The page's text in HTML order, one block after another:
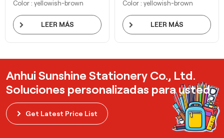
Color : yellowish-brown
LEER MÁS
Color : yellowish-brown
LEER MÁS
Anhui Sunshine Stationery Co., Ltd.
Soluciones personalizadas para usted
Get Latest Price List